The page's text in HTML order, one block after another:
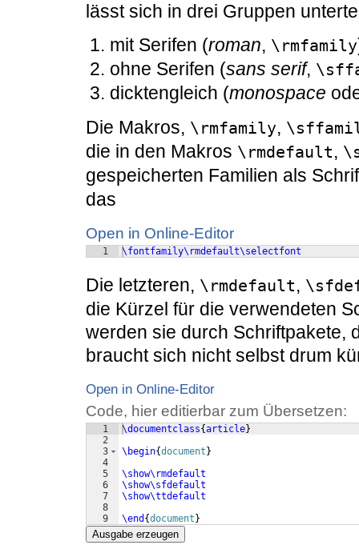
lässt sich in drei Gruppen
mit Serifen (roman, \rmfamily
ohne Serifen (sans serif,
dicktengleich (monospace
Die Makros, \rmfamily,
die in den Makros \rmdefault,
gespeicherten Familien als
das
Open in Online-Editor
1 \fontfamily\rmdefault\selectfont
Die letzteren, \rmdefault,
die Kürzel für die verwendeten
werden sie durch Schriftpakete,
braucht sich nicht selbst drum
Open in Online-Editor
Code, hier editierbar zum Übersetzen:
1
2
3
4
5
6
7
8
9
\documentclass{article}
\begin{document }
\show\rmdefault
\show\sfdefault
\show\ttdefault
\end {document }
Ausgabe erzeugen